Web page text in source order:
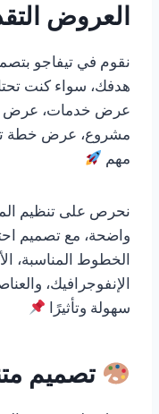
العروض
نقوم في تيفاجو
هدفك، سواء كنت
عرض خدمات، عرض
مشروع، عرض خطة
مهم
نحرص على تنظيم
واضحة، مع تصميم
الخطوط المناسبة،
الإنفوجرافيك،
سهولة وتأثيرًا
تصميم